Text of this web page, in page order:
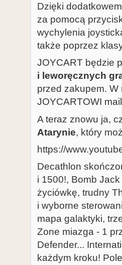
Dzięki
za pomocą
wychylenia
także poprzez
JOYCART będzie
i leworęcznych
przed zakupem. W
JOYCARTOWI
A teraz znowu ja,
Atarynie, który
https://
Decathlon
i 1500!, Bomb
życiówkę, trudny
i wyborne
mapa galaktyki,
Zone miazga - 1
Defender...
każdym kroku!